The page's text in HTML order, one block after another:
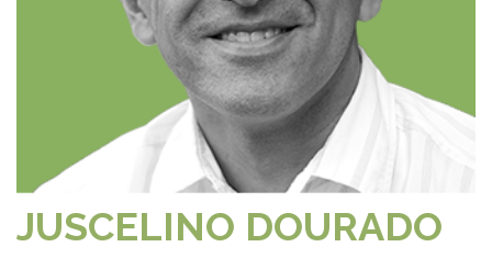
JUSCELINO DOURADO